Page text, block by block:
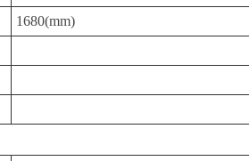
1680(mm)